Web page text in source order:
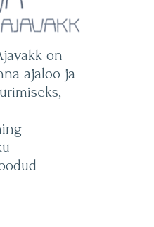
on
ajaloo ja